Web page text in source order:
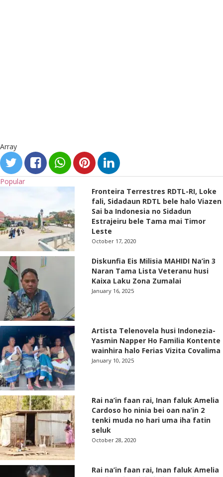
Array
Popular
Fronteira Terrestres RDTL-RI, Loke
fali, Sidadaun RDTL bele halo Viazen
Sai ba Indonesia no Sidadun
Estrajeiru bele Tama mai Timor
Leste
October 17, 2020
Diskunfia Eis Milisia MAHIDI Na’in 3
Naran Tama Lista Veteranu husi
Kaixa Laku Zona Zumalai
January 16, 2025
Artista Telenovela husi Indonezia-
Yasmin Napper Ho Familia Kontente
wainhira halo Ferias Vizita Covalima
January 10, 2025
Rai na’in faan rai, Inan faluk Amelia
Cardoso ho ninia bei oan na’in 2
tenki muda no hari uma iha fatin
seluk
October 28, 2020
Rai na’in faan rai, Inan faluk Amelia